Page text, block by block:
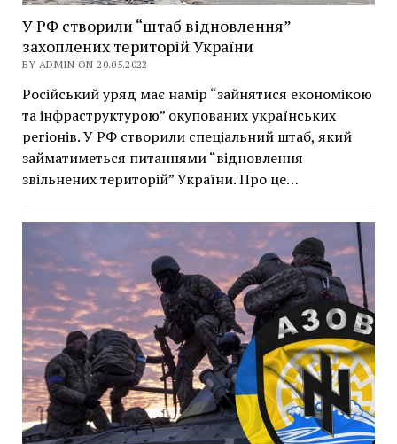
У РФ створили “штаб відновлення”
захоплених територій України
BY ADMIN ON 20.05.2022
Російський уряд має намір “зайнятися економікою
та інфраструктурою” окупованих українських
регіонів. У РФ створили спеціальний штаб, який
займатиметься питаннями “відновлення
звільнених територій” України. Про це…